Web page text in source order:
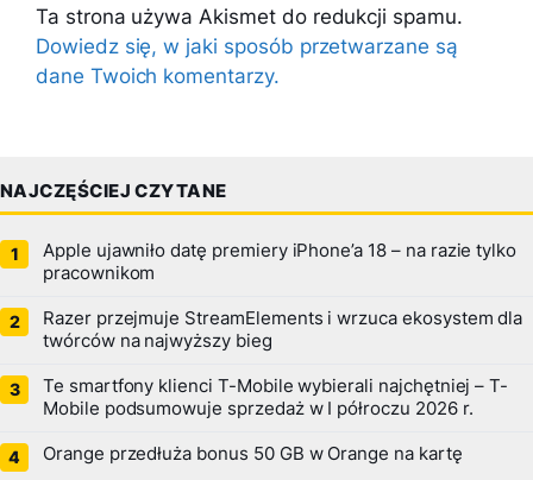
Ta strona używa Akismet do redukcji spamu.
Dowiedz się, w jaki sposób przetwarzane są
dane Twoich komentarzy.
NAJCZĘŚCIEJ CZYTANE
Apple ujawniło datę premiery iPhone’a 18 – na razie tylko
pracownikom
Razer przejmuje StreamElements i wrzuca ekosystem dla
twórców na najwyższy bieg
Te smartfony klienci T-Mobile wybierali najchętniej – T-
Mobile podsumowuje sprzedaż w I półroczu 2026 r.
Orange przedłuża bonus 50 GB w Orange na kartę